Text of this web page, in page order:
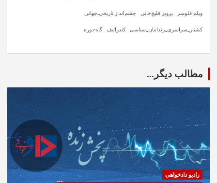
ویلم فلوسر پرویز قلیچ‌خانی چشم‌انداز تاریخی‌ـ‌جهانی
کشتار_سراسری_زندانیان_سیاسی کندراتیف گاه-دوره
مطالب دیگر...
رادیو دادخواهی